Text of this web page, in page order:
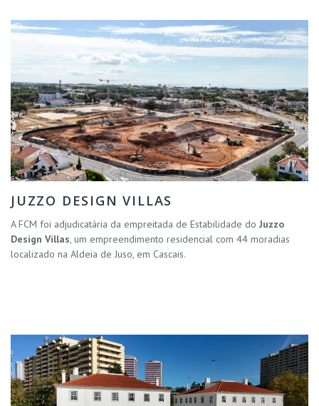
JUZZO DESIGN VILLAS
A FCM foi adjudicatária da empreitada de Estabilidade do Juzzo
Design Villas, um empreendimento residencial com 44 moradias
localizado na Aldeia de Juso, em Cascais.